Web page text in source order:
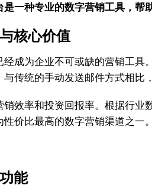
是一种专业的数字营销工具，帮
核心价值
成为企业不可或缺的营销工
传统的手动发送邮件方式相比
效率和投资回报率。根据行
价比最高的数字营销渠道之一。
能